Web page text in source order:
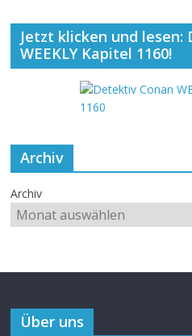
Jetzt klicken und lesen:
WEEKLY Kapitel 1160!
Archiv
Archiv
Über uns